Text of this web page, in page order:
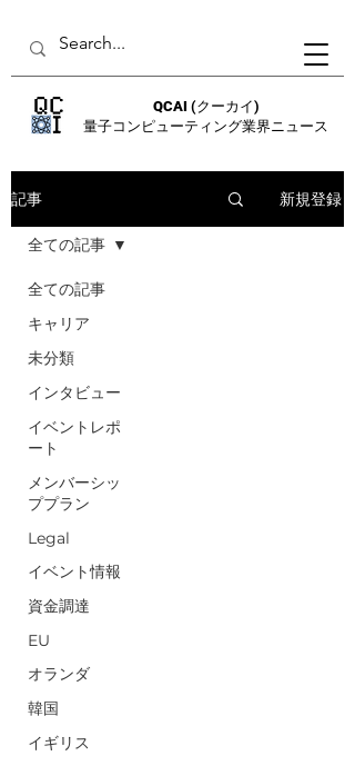
QCAI (クーカイ)
量子コンピューティング業界ニュース
記事 新規登録
全ての記事
キャリア
未分類
インタビュー
イベントレポ
ート
メンバーシッ
ププラン
Legal
イベント情報
資金調達
EU
オランダ
韓国
イギリス
全ての記事